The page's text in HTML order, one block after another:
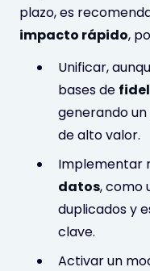
plazo, es
impacto rápido,
Unificar,
bases de
generando
de alto valor.
Implementar
datos, como
duplicados y
clave.
Activar un